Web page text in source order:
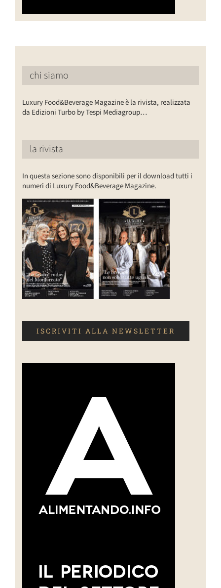
chi siamo
Luxury Food&Beverage Magazine è la rivista, realizzata
da Edizioni Turbo by Tespi Mediagroup…
la rivista
In questa sezione sono disponibili per il download tutti i
numeri di Luxury Food&Beverage Magazine.
ISCRIVITI ALLA NEWSLETTER